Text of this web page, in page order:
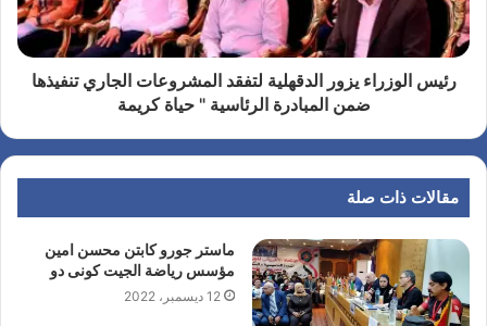
رئيس الوزراء يزور الدقهلية لتفقد المشروعات الجاري تنفيذها
ضمن المبادرة الرئاسية " حياة كريمة
مقالات ذات صلة
ماستر جورو كابتن محسن امين
مؤسس رياضة الجيت كونى دو
12 ديسمبر، 2022